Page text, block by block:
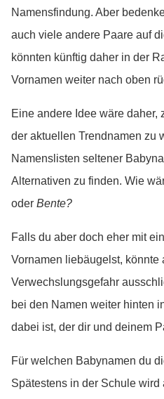
Namensfindung. Aber
auch viele andere Paare auf
könnten künftig daher in der
Vornamen weiter nach oben
Eine andere Idee wäre daher,
der aktuellen Trendnamen zu
Namenslisten seltener
Alternativen zu finden. Wie
oder Bente?
Falls du aber doch eher mit
Vornamen liebäugelst, könnte
Verwechslungsgefahr
bei den Namen weiter hinten
dabei ist, der dir und deinem
Für welchen Babynamen du
Spätestens in der Schule wird